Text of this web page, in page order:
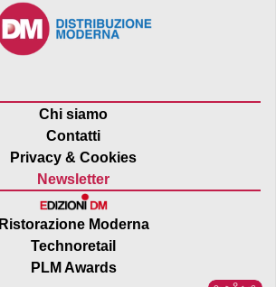
Chi siamo
Contatti
Privacy & Cookies
Newsletter
Ristorazione Moderna
Technoretail
PLM Awards